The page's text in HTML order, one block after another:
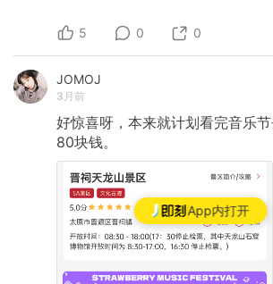
App内打开
5 0 0
JOMOJ
3月前
好惊喜呀，本来就计划看完音乐
80块钱。